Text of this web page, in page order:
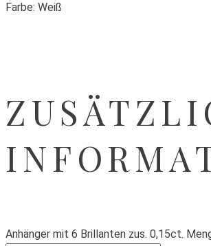
Farbe: Weiß
Anhänger mit 6 Brillanten zus. 0,15ct.